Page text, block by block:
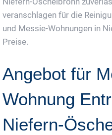
veranschlagen für die
und Messie-Wohnungen in
Preise.
Angebot für
Wohnung
Niefern-